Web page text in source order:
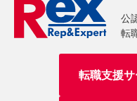
転職支援サ